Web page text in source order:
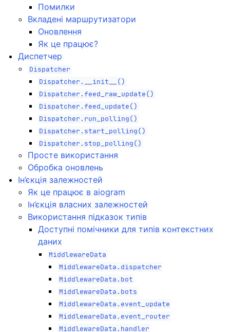
Помилки
Вкладені маршрутизатори
Оновлення
Як це працює?
Диспетчер
Dispatcher
Dispatcher.__init__()
Dispatcher.feed_raw_update()
Dispatcher.feed_update()
Dispatcher.run_polling()
Dispatcher.start_polling()
Dispatcher.stop_polling()
Просте використання
Обробка оновлень
Ін’єкція залежностей
Як це працює в aiogram
Ін’єкція власних залежностей
Використання підказок типів
Доступні помічники для типів контекстних
даних
MiddlewareData
MiddlewareData.dispatcher
MiddlewareData.bot
MiddlewareData.bots
MiddlewareData.event_update
MiddlewareData.event_router
MiddlewareData.handler